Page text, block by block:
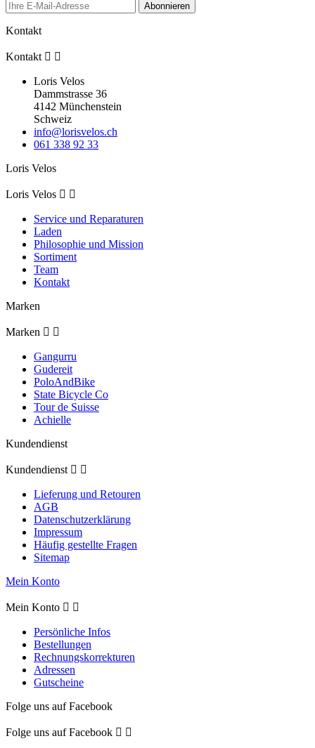
Abonnieren
Kontakt
Kontakt  
Loris Velos
Dammstrasse 36
4142 Münchenstein
Schweiz
info@lorisvelos.ch
061 338 92 33
Loris Velos
Loris Velos  
Service und Reparaturen
Laden
Philosophie und Mission
Sortiment
Team
Kontakt
Marken
Marken  
Gangurru
Gudereit
PoloAndBike
State Bicycle Co
Tour de Suisse
Achielle
Kundendienst
Kundendienst  
Lieferung und Retouren
AGB
Datenschutzerklärung
Impressum
Häufig gestellte Fragen
Sitemap
Mein Konto
Mein Konto  
Persönliche Infos
Bestellungen
Rechnungskorrekturen
Adressen
Gutscheine
Folge uns auf Facebook
Folge uns auf Facebook  